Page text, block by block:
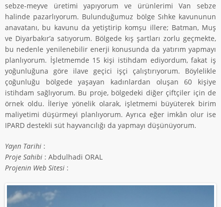
sebze-meyve üretimi yapıyorum ve ürünlerimi Van sebze
halinde pazarlıyorum. Bulunduğumuz bölge Sıhke kavununun
anavatanı, bu kavunu da yetiştirip komşu illere; Batman, Muş
ve Diyarbakır’a satıyorum. Bölgede kış şartları zorlu geçmekte,
bu nedenle yenilenebilir enerji konusunda da yatırım yapmayı
planlıyorum. İşletmemde 15 kişi istihdam ediyordum, fakat iş
yoğunluğuna göre ilave geçici işçi çalıştırıyorum. Böylelikle
çoğunluğu bölgede yaşayan kadınlardan oluşan 60 kişiye
istihdam sağlıyorum. Bu proje, bölgedeki diğer çiftçiler için de
örnek oldu. İleriye yönelik olarak, işletmemi büyüterek birim
maliyetimi düşürmeyi planlıyorum. Ayrıca eğer imkân olur ise
IPARD destekli süt hayvancılığı da yapmayı düşünüyorum.
Yayın Tarihi :
Proje Sahibi : Abdulhadi ORAL
Projenin Web Sitesi :